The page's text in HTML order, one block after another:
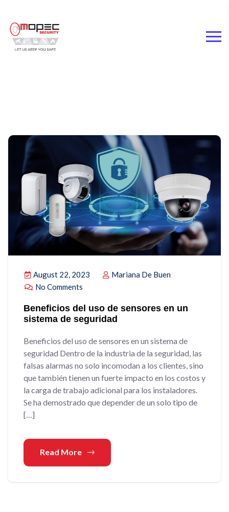
August 22, 2023
Mariana De Buen
No Comments
Beneficios del uso de sensores en un
sistema de seguridad
Beneficios del uso de sensores en un sistema de
seguridad Dentro de la industria de la seguridad, las
falsas alarmas no solo incomodan a los clientes, sino
que también tienen un fuerte impacto en los costos y
la carga de trabajo adicional para los instaladores.
Se ha demostrado que depender de un solo tipo de
[…]
Read More